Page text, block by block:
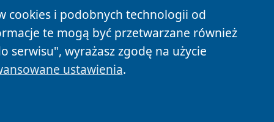
cookies i podobnych technologii od
te mogą być przetwarzane również
serwisu", wyrażasz zgodę na użycie
ustawienia.